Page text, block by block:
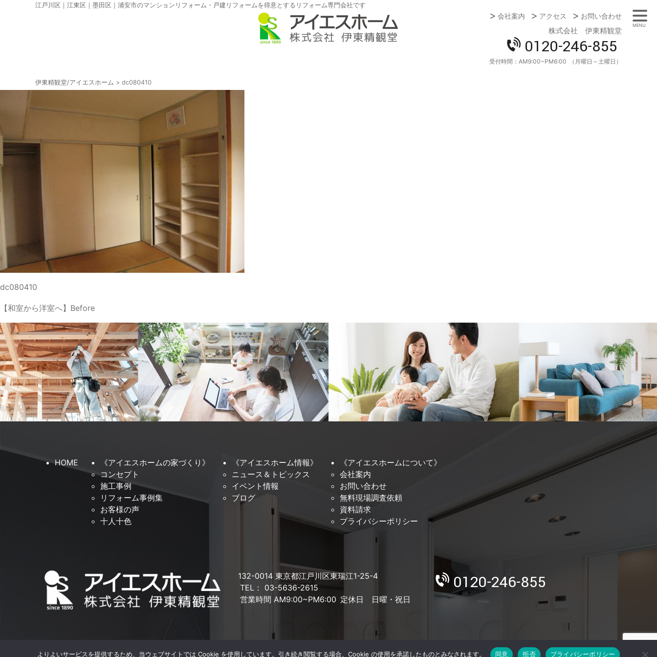
江戸川区｜江東区｜墨田区｜浦安市のマンションリフォーム・戸建リフォームを得意とするリフォーム専門会社です
会社案内
アクセス お問い合わせ
株式会社 伊東精観堂
0120-246-855
受付時間： AM9:00~PM6:00 （月曜日～土曜日）
伊東精観堂/アイエスホーム > dc080410
dc080410
【和室から洋室へ】Before
MENU
HOME
《アイエスホームの家づくり》
コンセプト
施工事例
リフォーム事例集
お客様の声
十人十色
《アイエスホーム情報》
ニュース＆トピックス
イベント情報
ブログ
《アイエスホームについて》
会社案内
お問い合わせ
無料現場調査依頼
資料請求
プライバシーポリシー
132-0014 東京都江戸川区東瑞江1-25-4
TEL： 03-5636-2615
営業時間 AM9:00~PM6:00 定休日 日曜・祝日
0120-246-855
よりよいサービスを提供するため、当ウェブサイトでは Cookie を使用しています。引き続き閲覧する場合、Cookie の使用を承諾したものとみなされます。 同意 拒否 プライバシーポリシー